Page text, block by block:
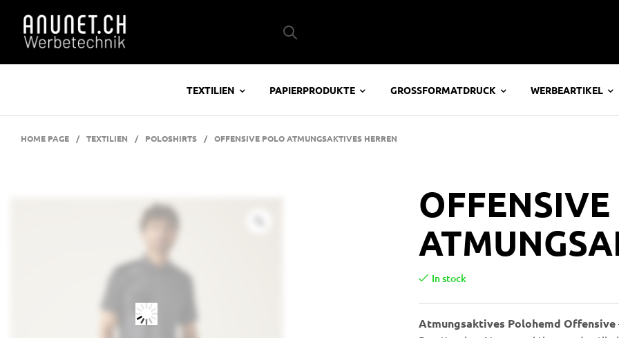
TEXTILIEN PAPIERPRODUKTE GROSSFORMATDRUCK WERBEARTIKEL
HOME PAGE / TEXTILIEN / POLOSHIRTS / OFFENSIVE POLO ATMUNGSAKTIVES HERREN
In stock
Atmungsaktives Polohemd Offensive